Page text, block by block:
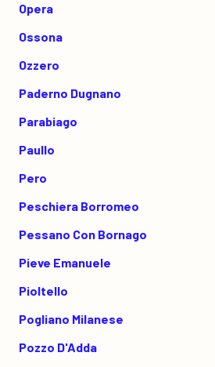
Opera
Ossona
Ozzero
Paderno Dugnano
Parabiago
Paullo
Pero
Peschiera Borromeo
Pessano Con Bornago
Pieve Emanuele
Pioltello
Pogliano Milanese
Pozzo D'Adda